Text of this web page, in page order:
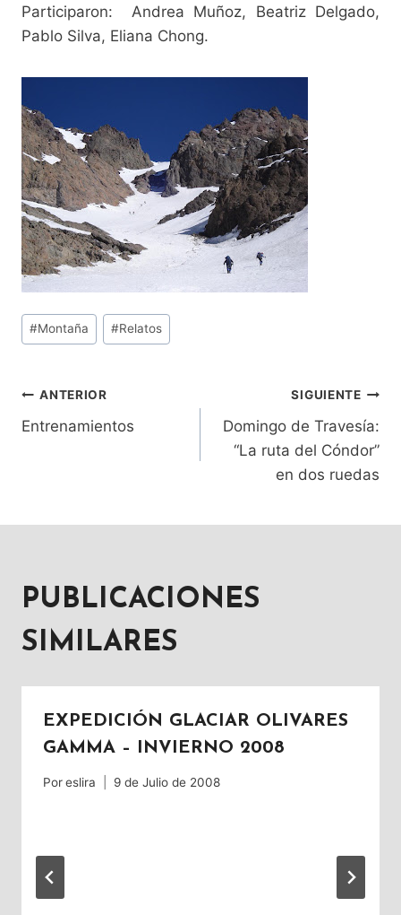
Participaron: Andrea Muñoz, Beatriz Delgado,
Pablo Silva, Eliana Chong.
Etiquetas
de
entrada:
#Montaña #Relatos
NAVEGACIÓN
ANTERIOR
Entrenamientos
SIGUIENTE
Domingo de Travesía:
“La ruta del Cóndor”
en dos ruedas
PUBLICACIONES
SIMILARES
EXPEDICIÓN GLACIAR OLIVARES
GAMMA – INVIERNO 2008
Poreslira 9 de Julio de 2008